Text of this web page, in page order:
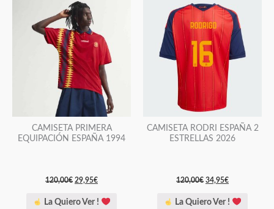
CAMISETA PRIMERA
EQUIPACIÓN ESPAÑA 1994
120,00€
original
era:
120,00€.
29,95€
La Quiero Ver !
producto
tiene
múltiples
variantes.
Las
opciones
elegir
en
producto
CAMISETA RODRI ESPAÑA 2
ESTRELLAS 2026
120,00€
original
120,00€.
34,95€
actual
es:
34,95€.
La Quiero Ver !
producto
tiene
múltiples
variantes.
Las
opciones
pueden
elegir
en
producto